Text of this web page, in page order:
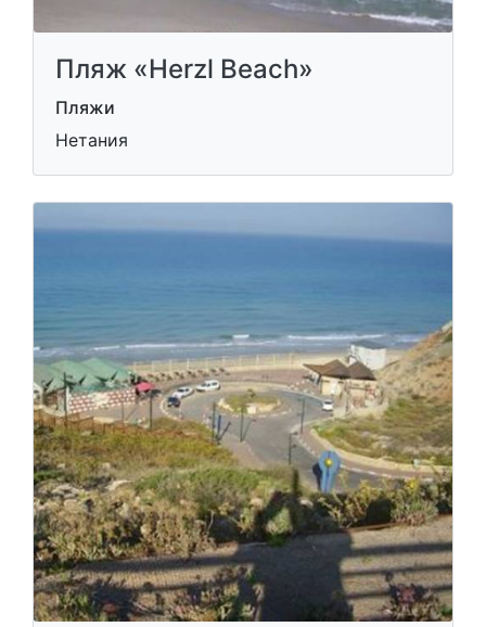
Пляж «Herzl Beach»
Пляжи
Нетания